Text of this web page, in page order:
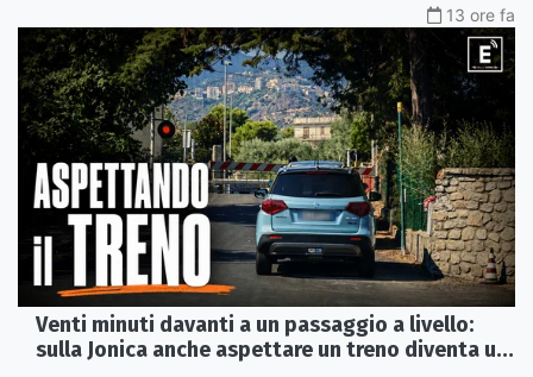
13 ore fa
Venti minuti davanti a un passaggio a livello:
sulla Jonica anche aspettare un treno diventa un